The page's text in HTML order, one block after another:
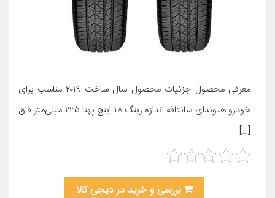
معرفی محصول جزئیات محصول سال ساخت ۲۰۱۹ مناسب برای
خودرو هیوندای سانتافه اندازه رینگ ۱۸ اینچ پهنا ۲۳۵ میلی‌متر فاق
[…]
بررسی و خرید در دیجی کالا